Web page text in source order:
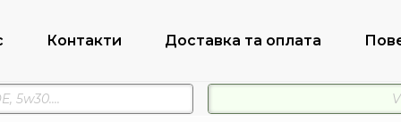
Контакти Доставка та оплата